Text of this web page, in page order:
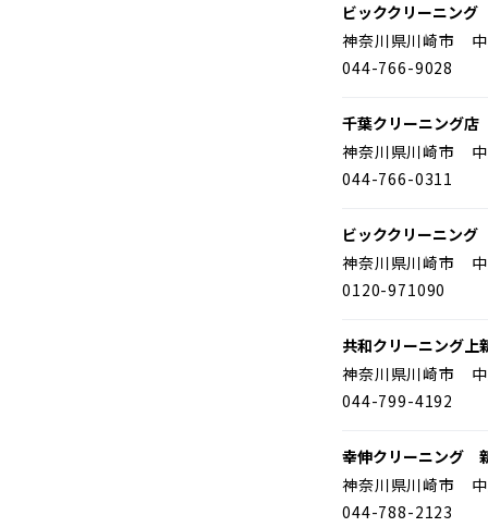
ビッククリーニング
神奈川県川崎市 中
044-766-9028
千葉クリーニング店
神奈川県川崎市 中
044-766-0311
ビッククリーニング
神奈川県川崎市 中
0120-971090
共和クリーニング上
神奈川県川崎市 中
044-799-4192
幸伸クリーニング
神奈川県川崎市 中
044-788-2123